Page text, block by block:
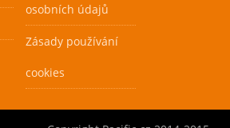
vyroben novou
technologií - CO
je opleteno několika
sty filamenty pro
optimální zrychlení
osobních údajů
Zásady používání
cookies